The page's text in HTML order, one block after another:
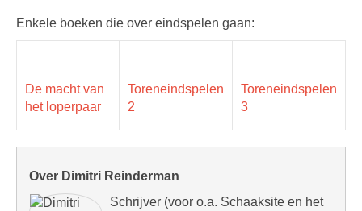
Enkele boeken die over eindspelen gaan:
De macht van
het loperpaar
Toreneindspelen
2
Toreneindspelen
3
Over Dimitri Reinderman
Schrijver (voor o.a. Schaaksite en het